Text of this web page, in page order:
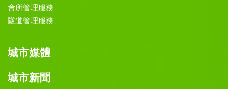
會所管理服務
隧道管理服務
城市媒體
城市新聞